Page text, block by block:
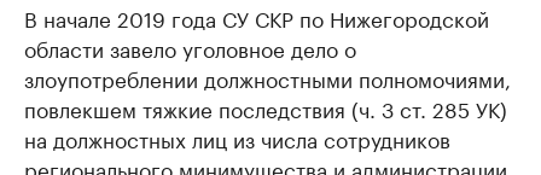
В начале 2019 года СУ СКР по Нижегородской
области завело уголовное дело о
злоупотреблении должностными полномочиями,
повлекшем тяжкие последствия (ч. 3 ст. 285 УК)
на должностных лиц из числа сотрудников
регионального минимущества и администрации